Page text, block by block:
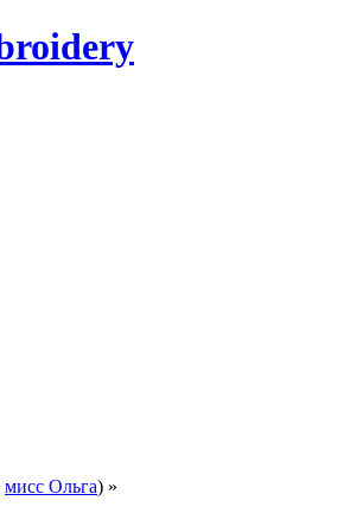
мисс Ольга) »